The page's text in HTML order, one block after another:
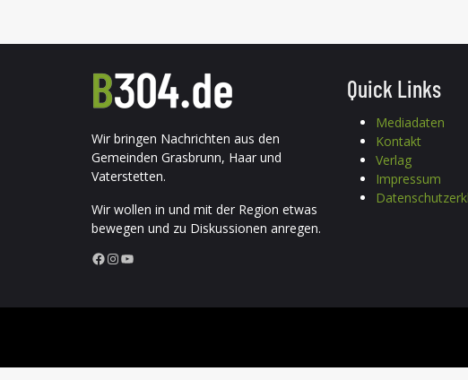
Wir bringen Nachrichten aus den
Gemeinden Grasbrunn, Haar und
Vaterstetten.
Wir wollen in und mit der Region etwas
bewegen und zu Diskussionen anregen.
Facebook InstagramYouTube
Quick Links
Mediadaten
Kontakt
Verlag
Impressum